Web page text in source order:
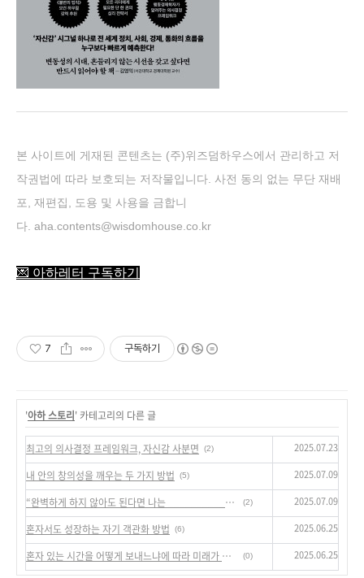
본 사이트에 게재된 콘텐츠는 (주)위즈덤하우스에서 관리하고 저
작권법에 따라 보호되는 저작물입니다. 사전 동의 없는 무단 재배
포, 재편집, 도용 및 사용을 금합니
다. aha.contents@wisdomhouse.co.kr
💌 아하레터 구독하기
7 구독하기
'아하 스토리' 카테고리의 다른 글
최고의 의사결정 프레임워크, 자신감 사분면 (2) 2025.07.23
내 안의 창의성을 깨우는 두 가지 방법 (5) 2025.07.09
“완벽하게 하지 않아도 된다면 나는 ___________를 시도할 것이다.” (2) 2025.07.09
혼자서도 성장하는 자기 객관화 방법 (6) 2025.06.25
혼자 있는 시간을 어떻게 보내느냐에 따라 미래가 달라진다 (0) 2025.06.25